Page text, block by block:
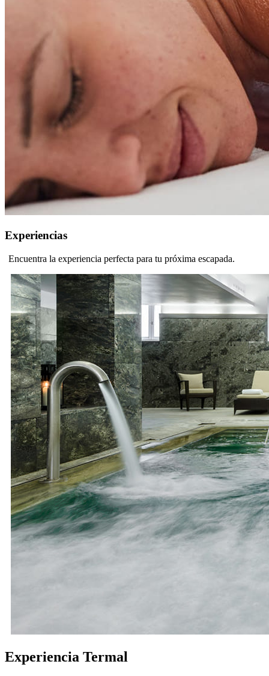
Experiencias
Encuentra la experiencia perfecta para tu próxima escapada.
Experiencia Termal